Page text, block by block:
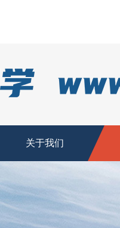
关于我们